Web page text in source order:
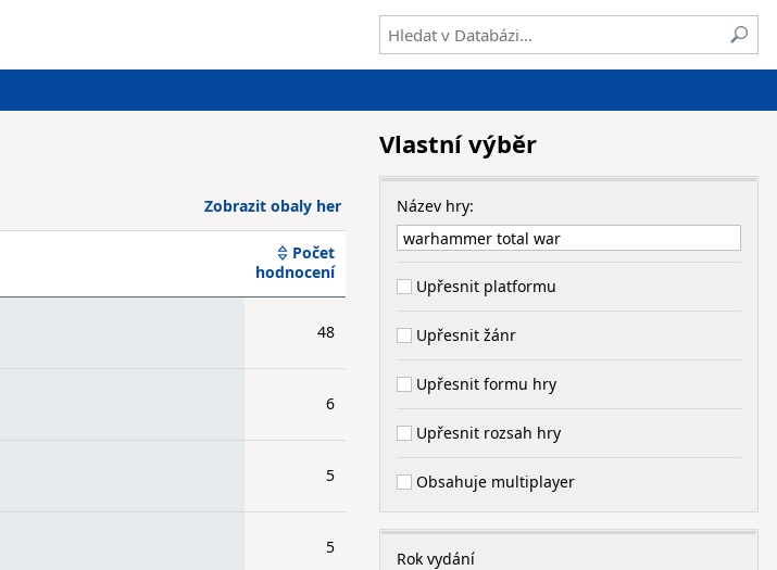
Zobrazit obaly her
Počet
hodnocení
48
6
5
5
Vlastní výběr
Název hry:
Upřesnit platformu
Upřesnit žánr
Upřesnit formu hry
Upřesnit rozsah hry
Obsahuje multiplayer
Rok vydání